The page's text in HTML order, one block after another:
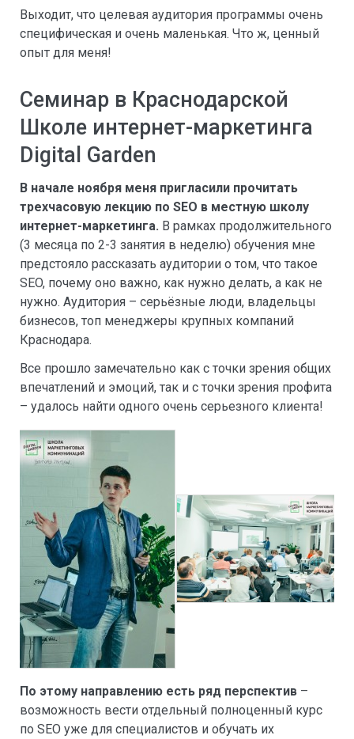
Выходит, что целевая аудитория программы очень
специфическая и очень маленькая. Что ж, ценный
опыт для меня!
Семинар в Краснодарской
Школе интернет-маркетинга
Digital Garden
В начале ноября меня пригласили прочитать
трехчасовую лекцию по SEO в местную школу
интернет-маркетинга. В рамках продолжительного
(3 месяца по 2-3 занятия в неделю) обучения мне
предстояло рассказать аудитории о том, что такое
SEO, почему оно важно, как нужно делать, а как не
нужно. Аудитория – серьёзные люди, владельцы
бизнесов, топ менеджеры крупных компаний
Краснодара.
Все прошло замечательно как с точки зрения общих
впечатлений и эмоций, так и с точки зрения профита
– удалось найти одного очень серьезного клиента!
По этому направлению есть ряд перспектив –
возможность вести отдельный полноценный курс
по SEO уже для специалистов и обучать их